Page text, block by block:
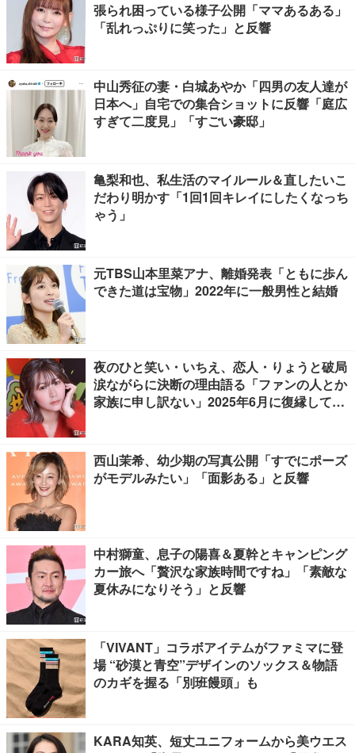
張られ困っている様子公開「ママあるある」
「乱れっぷりに笑った」と反響
中山秀征の妻・白城あやか「四男の友人達が
日本へ」自宅での集合ショットに反響「庭広
すぎて二度見」「すごい豪邸」
亀梨和也、私生活のマイルール＆直したいこ
だわり明かす「1回1回キレイにしたくなっち
ゃう」
元TBS山本里菜アナ、離婚発表「ともに歩ん
できた道は宝物」2022年に一般男性と結婚
夜のひと笑い・いちえ、恋人・りょうと破局
涙ながらに決断の理由語る「ファンの人とか
家族に申し訳ない」2025年6月に復縁してい
西山茉希、幼少期の写真公開「すでにポーズ
がモデルみたい」「面影ある」と反響
中村獅童、息子の陽喜＆夏幹とキャンピング
カー旅へ「贅沢な家族時間ですね」「素敵な
夏休みになりそう」と反響
「VIVANT」コラボアイテムがファミマに登
場 “砂漠と青空”デザインのソックス＆物語
のカギを握る「別班饅頭」も
KARA知英、短丈ユニフォームから美ウエス